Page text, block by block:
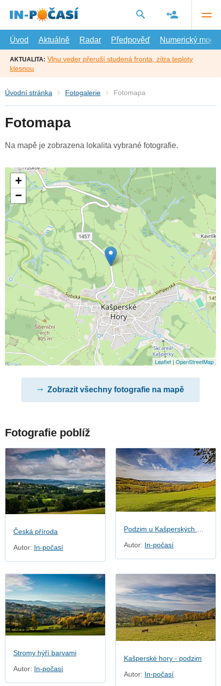
hlavní
Úvod
Aktuálně Radar Předpověď Numerický model
AKTUALITA: Vlnu veder přeruší studená fronta, zítra teploty
klesnou
Úvodní stránka Fotogalerie Fotomapa
Fotomapa
Na mapě je zobrazena lokalita vybrané fotografie.
+
−
Leaflet | OpenStreetMap
Zobrazit všechny fotografie na mapě
Fotografie poblíž
Česká příroda
Autor: In-počasí
Autor: In-počasí
Stromy hýří barvami
Autor: In-počasí
Kašperské hory - podzim
Autor: In-počasí